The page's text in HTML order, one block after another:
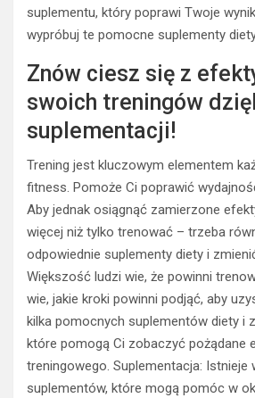
suplementu, który poprawi Twoje
wypróbuj te pomocne suplementy
Znów ciesz się z
swoich treningów
suplementacji!
Trening jest kluczowym elementem
fitness. Pomoże Ci poprawić
Aby jednak osiągnąć zamierzone
więcej niż tylko trenować – trzeba
odpowiednie suplementy diety i
Większość ludzi wie, że powinni
wie, jakie kroki powinni podjąć, aby
kilka pomocnych suplementów diety i
które pomogą Ci zobaczyć pożądane
treningowego. Suplementacja: Istnieje
suplementów, które mogą pomóc w